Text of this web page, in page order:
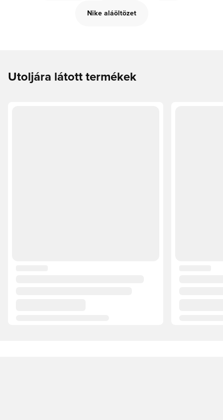
Nike aláöltözet
Utoljára látott termékek